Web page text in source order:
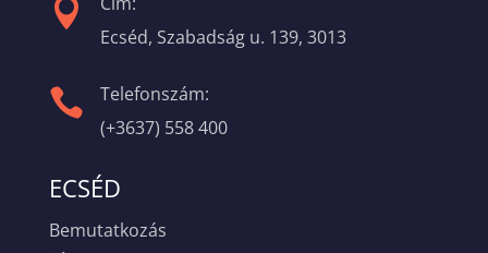

Ecséd, Szabadság u. 139, 3013

Telefonszám:
(+3637) 558 400
ECSÉD
Bemutatkozás